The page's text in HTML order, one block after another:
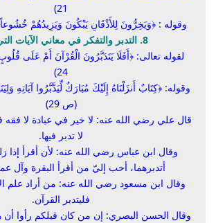
21)
وقوله : ﴿وَيَخِرُّونَ لِلأَذْقَانِ يَبْكُونَ وَيَزِيدُهُمْ خُشُوعاً
8. التدبر والتفكر في معاني الآيات التي يقرأ.
لقوله تعالى: ﴿أَفَلَا يَتَدَبَّرُونَ الْقُرْآنَ أَمْ عَلَى قُلُوبٍ
24)
وقوله: ﴿كِتَابٌ أَنزَلْنَاهُ إِلَيْكَ مُبَارَكٌ لِّيَدَّبَّرُوا آيَاتِهِ
(ص 29)
قال علي رضي الله عنه: لا خير في عبادة لا فقه
لا تدبر فيها.
وقال ابن عباس رضي الله عنه: لأن أقرأ إذا
أتدبرهما، أحب إليّ من أقرأ البقرة وآل
وقال ابن مسعود رضي الله عنه: من أراد علم
فليتدبر القرآن.
وقال الحسن البصري: إن من كان قبلكم رأوا أن